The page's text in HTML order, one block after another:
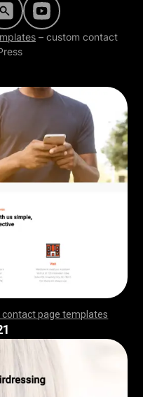
– custom contact
contact page templates
,,,,,,,,,,,,,,,,,,,,,,,,,,